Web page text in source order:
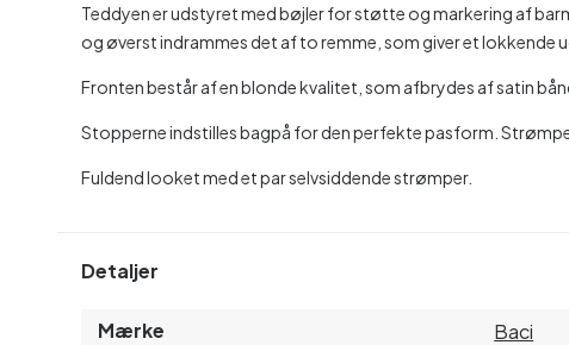
Teddyen er udstyret med bøjler for støtte og markering af
og øverst indrammes det af to remme, som giver et lokkende
Fronten består af en blonde kvalitet, som afbrydes af satin
Stopperne indstilles bagpå for den perfekte pasform.
Fuldend looket med et par selvsiddende strømper.
Detaljer
Mærke
Baci